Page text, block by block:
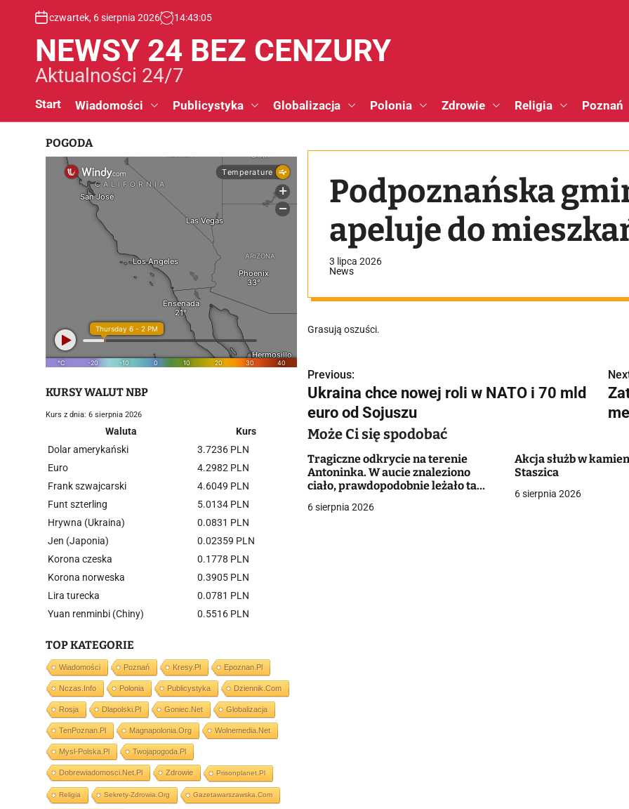
czwartek, 6 sierpnia 2026 14:43:06
NEWSY 24 BEZ CENZURY
Aktualności 24/7
Start Wiadomości Publicystyka Globalizacja Polonia Zdrowie Religia Poznań
Podpoznańska
apeluje do
3 lipca 2026
News
Grasują oszuści.
N
a
w
i
g
a
Previous:
Ukraina chce nowej roli w NATO i 70 mld
euro od Sojuszu
Może Ci się spodobać
Tragiczne odkrycie na terenie
Antoninka. W aucie znaleziono
ciało, prawdopodobnie leżało tam
6 sierpnia 2026
Akcja służb w
Staszica
6 sierpnia 2026
POGODA
KURSY WALUT NBP
Kurs z dnia: 6 sierpnia 2026
Waluta
Kurs
Dolar amerykański
3.7236 PLN
Euro
4.2982 PLN
Frank szwajcarski
4.6049 PLN
Funt szterling
5.0134 PLN
Hrywna (Ukraina)
0.0831 PLN
Jen (Japonia)
0.02359 PLN
Korona czeska
0.1778 PLN
Korona norweska
0.3905 PLN
Lira turecka
0.0781 PLN
Yuan renminbi (Chiny)
0.5516 PLN
TOP KATEGORIE
Wiadomości Poznań Kresy.pl Epoznan.pl
Nczas.info Polonia Publicystyka Dziennik.com
Rosja Dlapolski.pl Goniec.net Globalizacja
TenPoznan.pl Magnapolonia.org Wolnemedia.net
Mysl-Polska.pl Twojapogoda.pl
Dobrewiadomosci.net.pl Zdrowie Prisonplanet.pl
Religia Sekrety-Zdrowia.org Gazetawarszawska.com